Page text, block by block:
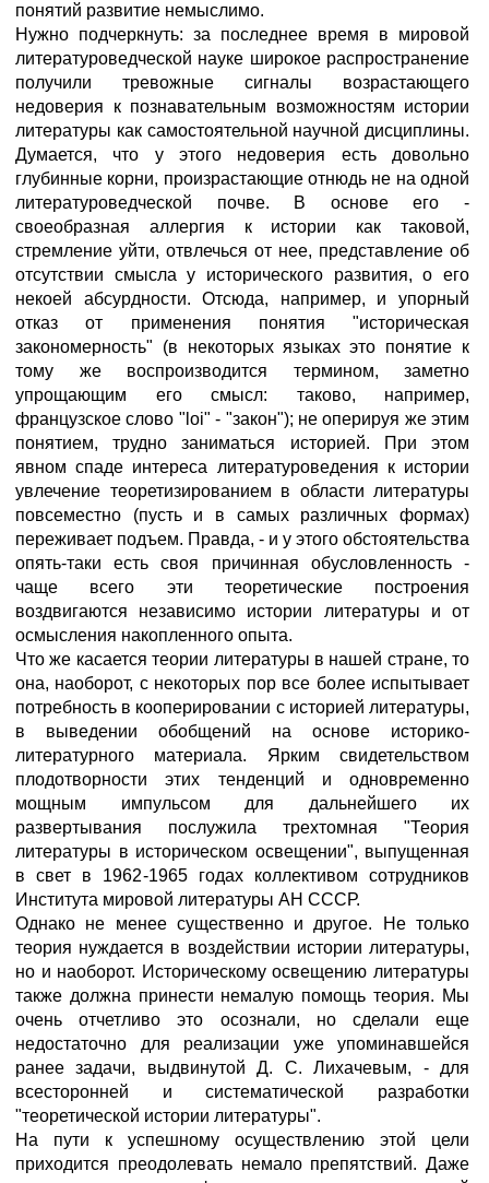
понятий развитие немыслимо.
Нужно подчеркнуть: за последнее время в мировой
литературоведческой науке широкое распространение
получили тревожные сигналы возрастающего
недоверия к познавательным возможностям истории
литературы как самостоятельной научной дисциплины.
Думается, что у этого недоверия есть довольно
глубинные корни, произрастающие отнюдь не на одной
литературоведческой почве. В основе его -
своеобразная аллергия к истории как таковой,
стремление уйти, отвлечься от нее, представление об
отсутствии смысла у исторического развития, о его
некоей абсурдности. Отсюда, например, и упорный
отказ от применения понятия "историческая
закономерность" (в некоторых языках это понятие к
тому же воспроизводится термином, заметно
упрощающим его смысл: таково, например,
французское слово "loi" - "закон"); не оперируя же этим
понятием, трудно заниматься историей. При этом
явном спаде интереса литературоведения к истории
увлечение теоретизированием в области литературы
повсеместно (пусть и в самых различных формах)
переживает подъем. Правда, - и у этого обстоятельства
опять-таки есть своя причинная обусловленность -
чаще всего эти теоретические построения
воздвигаются независимо истории литературы и от
осмысления накопленного опыта.
Что же касается теории литературы в нашей стране, то
она, наоборот, с некоторых пор все более испытывает
потребность в кооперировании с историей литературы,
в выведении обобщений на основе историко-
литературного материала. Ярким свидетельством
плодотворности этих тенденций и одновременно
мощным импульсом для дальнейшего их
развертывания послужила трехтомная "Теория
литературы в историческом освещении", выпущенная
в свет в 1962-1965 годах коллективом сотрудников
Института мировой литературы АН СССР.
Однако не менее существенно и другое. Не только
теория нуждается в воздействии истории литературы,
но и наоборот. Историческому освещению литературы
также должна принести немалую помощь теория. Мы
очень отчетливо это осознали, но сделали еще
недостаточно для реализации уже упоминавшейся
ранее задачи, выдвинутой Д. С. Лихачевым, - для
всесторонней и систематической разработки
"теоретической истории литературы".
На пути к успешному осуществлению этой цели
приходится преодолевать немало препятствий. Даже